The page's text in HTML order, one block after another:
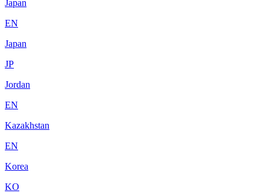
Japan
EN
Japan
JP
Jordan
EN
Kazakhstan
EN
Korea
KO